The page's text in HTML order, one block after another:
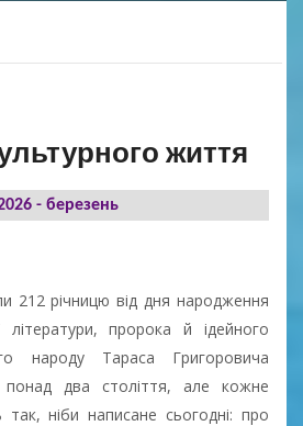
життя
- березень
212 річницю від дня народження
літератури, пророка й ідейного
народу Тараса Григоровича
два століття, але кожне
ніби написане сьогодні: про